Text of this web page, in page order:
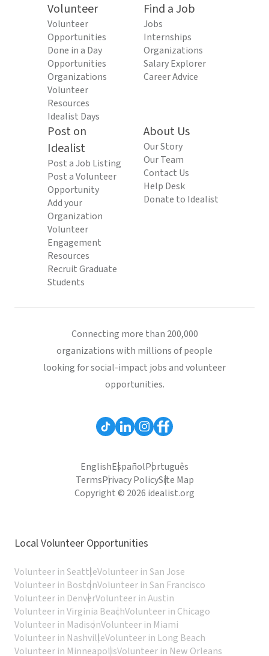
Volunteer
Volunteer
Opportunities
Done in a Day
Opportunities
Organizations
Volunteer
Resources
Idealist Days
Find a Job
Jobs
Internships
Organizations
Salary Explorer
Career Advice
Post on
Idealist
Post a Job Listing
Post a Volunteer
Opportunity
Add your
Organization
Volunteer
Engagement
Resources
Recruit Graduate
Students
About Us
Our Story
Our Team
Contact Us
Help Desk
Donate to Idealist
Connecting more than 200,000
organizations with millions of people
looking for social-impact jobs and volunteer
opportunities.
EnglishEspañolPortuguês
TermsPrivacy PolicySite Map
Copyright © 2026 idealist.org
Local Volunteer Opportunities
Volunteer in SeattleVolunteer in San Jose
Volunteer in BostonVolunteer in San Francisco
Volunteer in DenverVolunteer in Austin
Volunteer in Virginia BeachVolunteer in Chicago
Volunteer in MadisonVolunteer in Miami
Volunteer in NashvilleVolunteer in Long Beach
Volunteer in MinneapolisVolunteer in New Orleans